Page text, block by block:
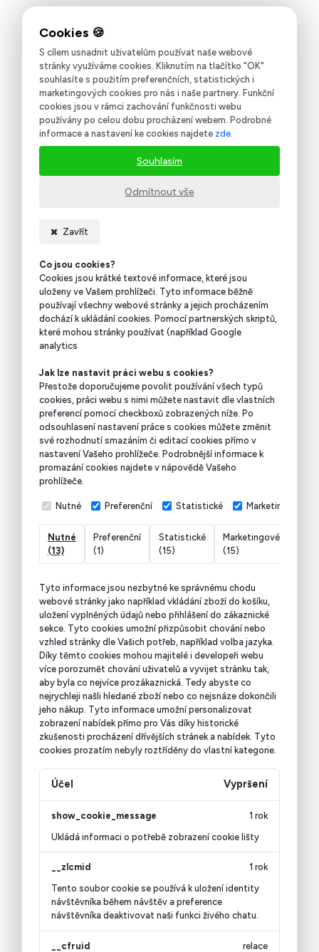
S cílem usnadnit uživatelům používat naše webové
stránky využíváme cookies. Kliknutím na tlačítko "OK"
souhlasíte s použitím preferenčních, statistických i
marketingových cookies pro nás i naše partnery. Funkční
cookies jsou v rámci zachování funkčnosti webu
používány po celou dobu procházení webem. Podrobné
informace a nastavení ke cookies najdete zde.
Odmítnout vše
Souhlasím
Zavřít
Co jsou cookies?
Cookies jsou krátké textové informace, které jsou
uloženy ve Vašem prohlížeči. Tyto informace běžně
používají všechny webové stránky a jejich procházením
dochází k ukládání cookies. Pomocí partnerských skriptů,
které mohou stránky používat (například Google
analytics
Jak lze nastavit práci webu s cookies?
Přestože doporučujeme povolit používání všech typů
cookies, práci webu s nimi můžete nastavit dle vlastních
preferencí pomocí checkboxů zobrazených níže. Po
odsouhlasení nastavení práce s cookies můžete změnit
své rozhodnutí smazáním či editací cookies přímo v
nastavení Vašeho prohlížeče. Podrobnější informace k
promazání cookies najdete v nápovědě Vašeho
prohlížeče.
Nutné Preferenční Statistické Marketingové
Nutné
(13)
Preferenční
(1)
Statistické
(15)
Marketingové
(15)
Tyto informace jsou nezbytné ke správnému chodu
webové stránky jako například vkládání zboží do košíku,
uložení vyplněných údajů nebo přihlášení do zákaznické
sekce. Tyto cookies umožní přizpůsobit chování nebo
vzhled stránky dle Vašich potřeb, například volba jazyka.
Díky těmto cookies mohou majitelé i developeři webu
více porozumět chování uživatelů a vyvijet stránku tak,
aby byla co nejvíce prozákaznická. Tedy abyste co
nejrychleji našli hledané zboží nebo co nejsnáze dokončili
jeho nákup. Tyto informace umožní personalizovat
zobrazení nabídek přímo pro Vás díky historické
zkušenosti procházení dřívějších stránek a nabídek. Tyto
cookies prozatím nebyly roztříděny do vlastní kategorie.
Účel Vypršení
show_cookie_message
Ukládá informaci o potřebě zobrazení cookie lišty
1 rok
__zlcmid
Tento soubor cookie se používá k uložení identity
návštěvníka během návštěv a preference
návštěvníka deaktivovat naši funkci živého chatu.
1 rok
__cfruid relace